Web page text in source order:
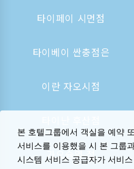
타이페이 시먼점
타이베이 싼충점은
이란 자오시점
가오슝역 점
본 호텔그룹에서 객실을 예약
서비스를 이용했을 시 본 그룹
시스템 서비스 공급자가 서비